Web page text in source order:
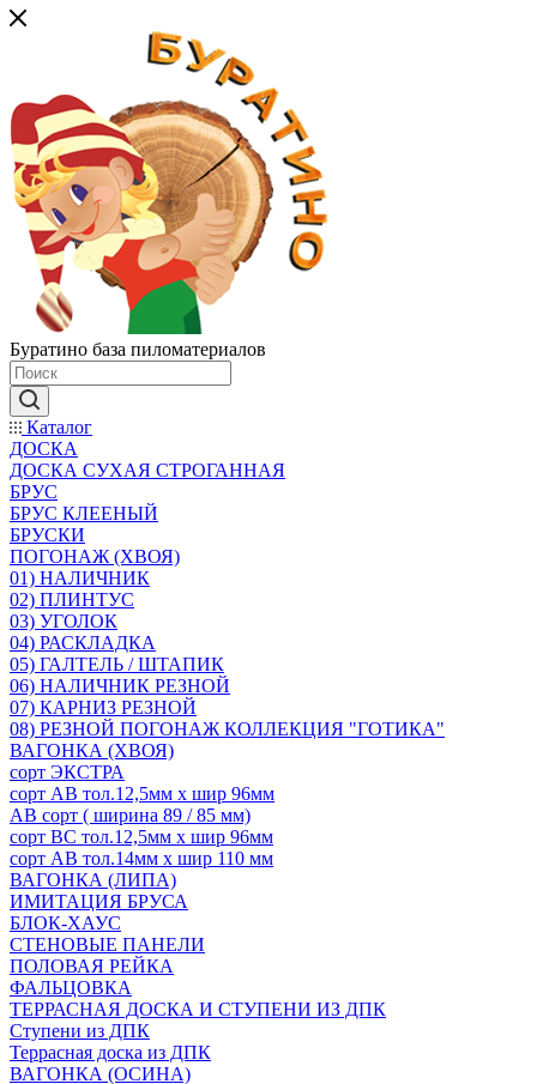
Буратино база пиломатериалов
Каталог
ДОСКА
ДОСКА СУХАЯ СТРОГАННАЯ
БРУС
БРУС КЛЕЕНЫЙ
БРУСКИ
ПОГОНАЖ (ХВОЯ)
01) НАЛИЧНИК
02) ПЛИНТУС
03) УГОЛОК
04) РАСКЛАДКА
05) ГАЛТЕЛЬ / ШТАПИК
06) НАЛИЧНИК РЕЗНОЙ
07) КАРНИЗ РЕЗНОЙ
08) РЕЗНОЙ ПОГОНАЖ КОЛЛЕКЦИЯ "ГОТИКА"
ВАГОНКА (ХВОЯ)
сорт ЭКСТРА
сорт АВ тол.12,5мм х шир 96мм
АВ сорт ( ширина 89 / 85 мм)
сорт ВС тол.12,5мм х шир 96мм
сорт АВ тол.14мм х шир 110 мм
ВАГОНКА (ЛИПА)
ИМИТАЦИЯ БРУСА
БЛОК-ХАУС
СТЕНОВЫЕ ПАНЕЛИ
ПОЛОВАЯ РЕЙКА
ФАЛЬЦОВКА
ТЕРРАСНАЯ ДОСКА И СТУПЕНИ ИЗ ДПК
Ступени из ДПК
Террасная доска из ДПК
ВАГОНКА (ОСИНА)